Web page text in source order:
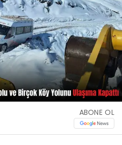
ABONE OL